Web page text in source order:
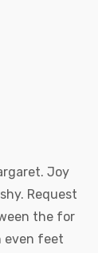
Joy
Request
the for
even feet